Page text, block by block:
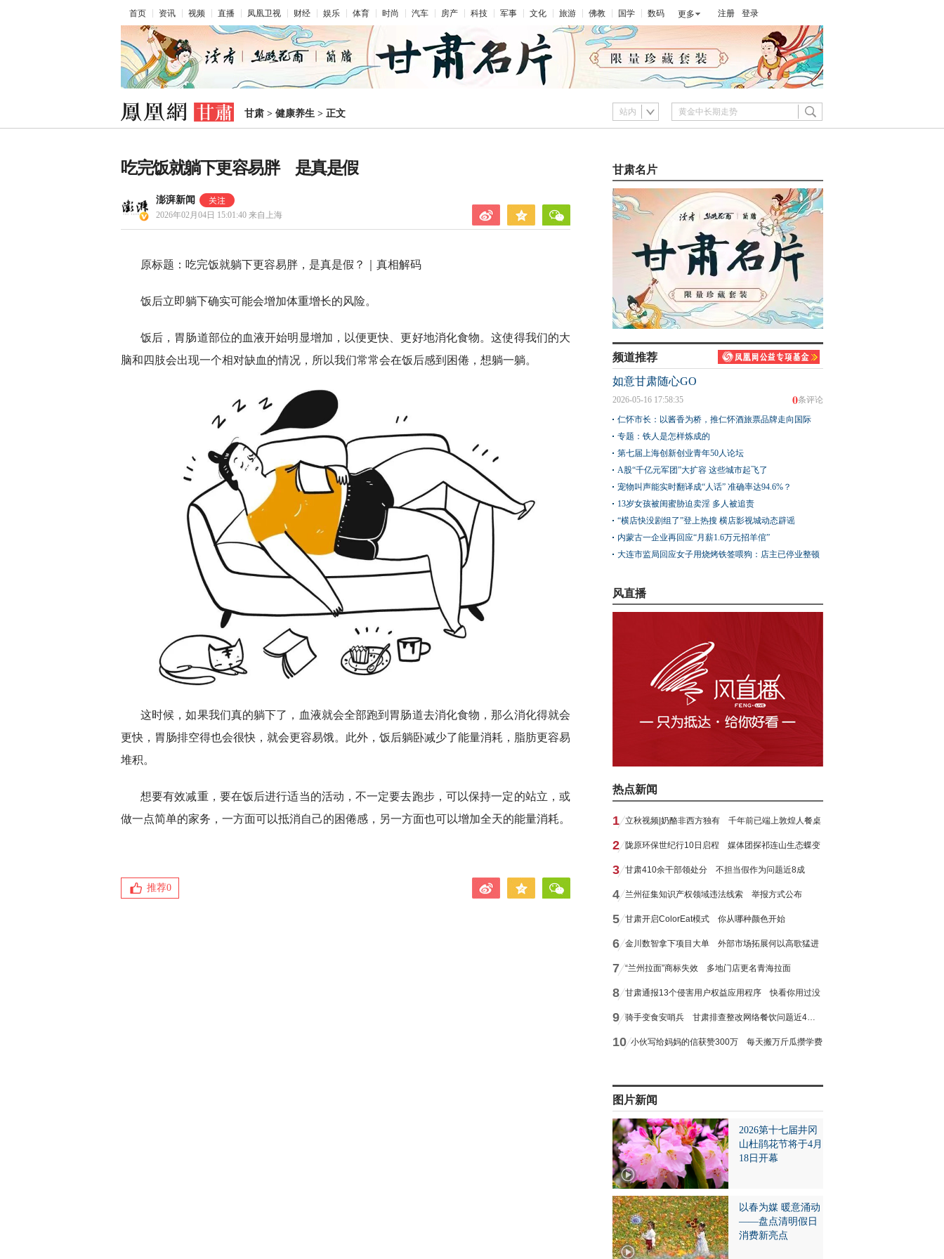
首页 资讯 视频 直播 凤凰卫视 财经 娱乐 体育 时尚 汽车 房产 科技 军事 文化 旅游 佛教 国学 数码 更多 注册 登录
甘肃 > 健康养生 > 正文 站内
吃完饭就躺下更容易胖 是真是假
澎湃新闻
2026年02月04日 15:01:40 来自上海
原标题：吃完饭就躺下更容易胖，是真是假？｜真相解码
饭后立即躺下确实可能会增加体重增长的风险。
饭后，胃肠道部位的血液开始明显增加，以便更快、更好地消化食物。这使得我们的大
脑和四肢会出现一个相对缺血的情况，所以我们常常会在饭后感到困倦，想躺一躺。
这时候，如果我们真的躺下了，血液就会全部跑到胃肠道去消化食物，那么消化得就会
更快，胃肠排空得也会很快，就会更容易饿。此外，饭后躺卧减少了能量消耗，脂肪更容易
堆积。
想要有效减重，要在饭后进行适当的活动，不一定要去跑步，可以保持一定的站立，或
做一点简单的家务，一方面可以抵消自己的困倦感，另一方面也可以增加全天的能量消耗。
推荐0
甘肃名片
频道推荐
如意甘肃随心GO
0条评论
2026-05-16 17:58:35
仁怀市长：以酱香为桥，推仁怀酒旅票品牌走向国际
专题：铁人是怎样炼成的
第七届上海创新创业青年50人论坛
A股“千亿元军团”大扩容 这些城市起飞了
宠物叫声能实时翻译成“人话” 准确率达94.6%？
13岁女孩被闺蜜胁迫卖淫 多人被追责
“横店快没剧组了”登上热搜 横店影视城动态辟谣
内蒙古一企业再回应“月薪1.6万元招羊倌”
大连市监局回应女子用烧烤铁签喂狗：店主已停业整顿
风直播
热点新闻
1 立秋视频|奶酪非西方独有 千年前已端上敦煌人餐桌
2 陇原环保世纪行10日启程 媒体团探祁连山生态蝶变
3 甘肃410余干部领处分 不担当假作为问题近8成
4 兰州征集知识产权领域违法线索 举报方式公布
5 甘肃开启ColorEat模式 你从哪种颜色开始
6 金川数智拿下项目大单 外部市场拓展何以高歌猛进
7 “兰州拉面”商标失效 多地门店更名青海拉面
8 甘肃通报13个侵害用户权益应用程序 快看你用过没
9 骑手变食安哨兵 甘肃排查整改网络餐饮问题近4万个
10 小伙写给妈妈的信获赞300万 每天搬万斤瓜攒学费
图片新闻
2026第十七届井冈
山杜鹃花节将于4月
18日开幕
以春为媒 暖意涌动
——盘点清明假日
消费新亮点